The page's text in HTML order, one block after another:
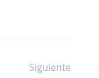
Siguiente